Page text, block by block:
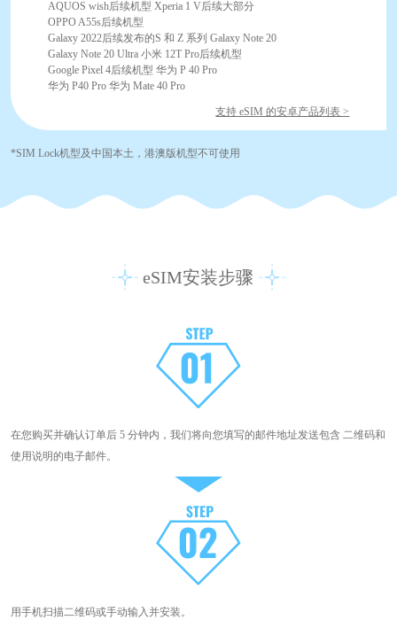
AQUOS wish后续机型 Xperia 1 V后续大部分
OPPO A55s后续机型
Galaxy 2022后续发布的S 和 Z 系列 Galaxy Note 20
Galaxy Note 20 Ultra 小米 12T Pro后续机型
Google Pixel 4后续机型 华为 P 40 Pro
华为 P40 Pro 华为 Mate 40 Pro
支持 eSIM 的安卓产品列表 >
*SIM Lock机型及中国本土，港澳版机型不可使用
eSIM安装步骤
在您购买并确认订单后 5 分钟内，我们将向您填写的邮件地址发送包含 二维码和
使用说明的电子邮件。
用手机扫描二维码或手动输入并安装。